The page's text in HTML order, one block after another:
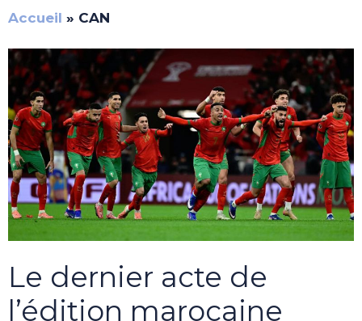
Accueil » CAN
Le dernier acte de
l’édition marocaine